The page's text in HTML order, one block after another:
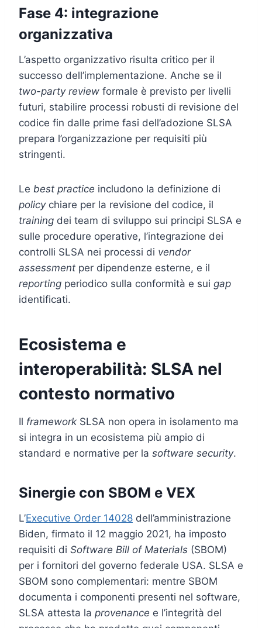
Fase 4: integrazione
organizzativa
L’aspetto organizzativo risulta critico per il
successo dell’implementazione. Anche se il
two-party review formale è previsto per livelli
futuri, stabilire processi robusti di revisione del
codice fin dalle prime fasi dell’adozione SLSA
prepara l’organizzazione per requisiti più
stringenti.
Le best practice includono la definizione di
policychiare per la revisione del codice, il
training dei team di sviluppo sui principi SLSA e
sulle procedure operative, l’integrazione dei
controlli SLSA nei processi di vendor
assessment per dipendenze esterne, e il
reporting periodico sulla conformità e sui gap
identificati.
Ecosistema e
interoperabilità: SLSA nel
contesto normativo
Il framework SLSA non opera in isolamento ma
si integra in un ecosistema più ampio di
standard e normative per la software security.
Sinergie con SBOM e VEX
L’Executive Order 14028 dell’amministrazione
Biden, firmato il 12 maggio 2021, ha imposto
requisiti di Software Bill of Materials (SBOM)
per i fornitori del governo federale USA. SLSA e
SBOM sono complementari: mentre SBOM
documenta i componenti presenti nel software,
SLSA attesta la provenance e l’integrità del